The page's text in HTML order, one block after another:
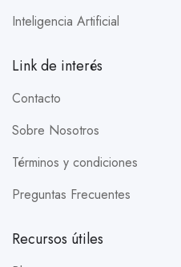
Inteligencia Artificial
Link de interés
Contacto
Sobre Nosotros
Términos y condiciones
Preguntas Frecuentes
Recursos útiles